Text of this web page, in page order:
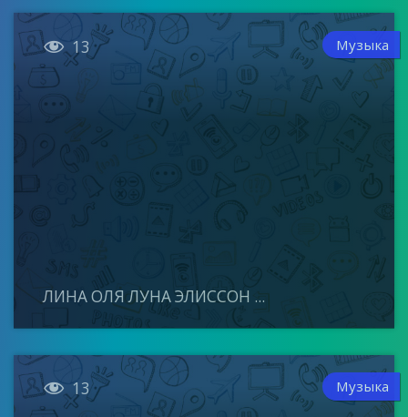
 13 Музыка
ЛИНА ОЛЯ ЛУНА ЭЛИССОН ...
 13 Музыка